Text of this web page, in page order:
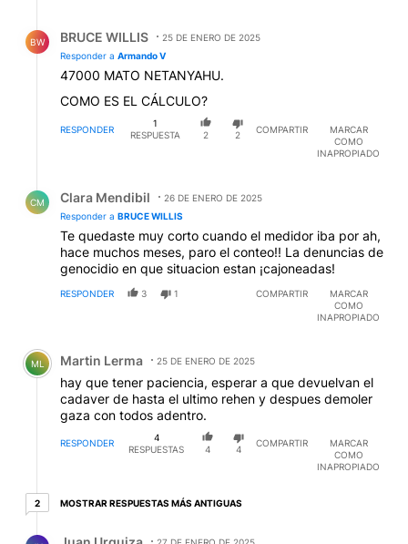
BW BRUCE WILLIS
25 DE ENERO DE 2025
Responder a Armando V
47000 MATO NETANYAHU.
COMO ES EL CÁLCULO?
RESPONDER
1
RESPUESTA
2 2
COMPARTIR
MARCAR
COMO
INAPROPIADO
CM Clara Mendibil
26 DE ENERO DE 2025
Responder a BRUCE WILLIS
Te quedaste muy corto cuando el medidor iba por ah,
hace muchos meses, paro el conteo!! La denuncias de
genocidio en que situacion estan ¡cajoneadas!
RESPONDER 3 1 COMPARTIR
MARCAR
COMO
INAPROPIADO
Comentario de Martin Lerma.
ML Martin Lerma 25 DE ENERO DE 2025
hay que tener paciencia, esperar a que devuelvan el
cadaver de hasta el ultimo rehen y despues demoler
gaza con todos adentro.
RESPONDER
4
RESPUESTAS
4 4
COMPARTIR
MARCAR
COMO
INAPROPIADO
22 respuestas más antiguas
MOSTRAR RESPUESTAS MÁS ANTIGUAS